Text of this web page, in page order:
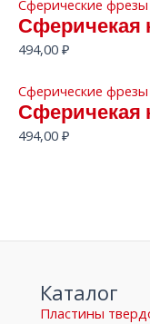
Сферические фрезы
Сферичекая
494,00 ₽
Сферические фрезы
Сферичекая
494,00 ₽
Каталог
Пластины